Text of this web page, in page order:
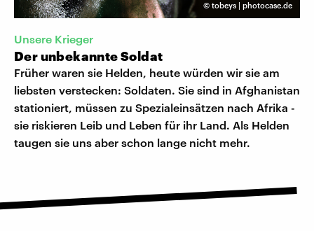
© tobeys | photocase.de
Unsere Krieger
Der unbekannte Soldat
Früher waren sie Helden, heute würden wir sie am
liebsten verstecken: Soldaten. Sie sind in Afghanistan
stationiert, müssen zu Spezialeinsätzen nach Afrika -
sie riskieren Leib und Leben für ihr Land. Als Helden
taugen sie uns aber schon lange nicht mehr.